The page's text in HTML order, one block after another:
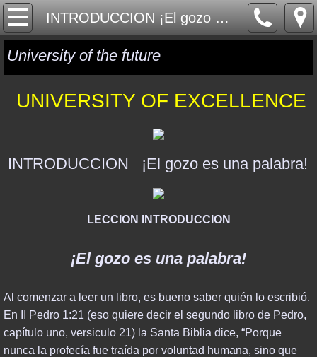
INTRODUCCION ¡El gozo es una palabra!
HOME
ONE WORLD
GLOBAL GOVERNANCE
GLOBAL CURRENCY
GLOBAL RELIGION
MYSTERY MATRIX
ISRAEL & MIDDLE EAST
SYRIA, RUSSIA & ISIS
SINO ASIAN EMERGENCE
University of the future
UNIVERSITY OF EXCELLENCE
INTRODUCCION ¡El gozo es una palabra!
LECCION INTRODUCCION
¡El gozo es una palabra!
Al comenzar a leer un libro, es bueno saber quién lo escribió.
En II Pedro 1:21 (eso quiere decir el segundo libro de Pedro,
capítulo uno, versiculo 21) la Santa Biblia dice, “Porque
nunca la profecía fue traída por voluntad humana, sino que